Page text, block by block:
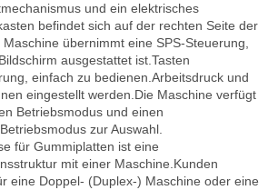
und ein elektrisches
befindet sich auf der rechten Seite der
übernimmt eine SPS-Steuerung,
ausgestattet ist.Tasten
einfach zu bedienen.Arbeitsdruck und
eingestellt werden.Die Maschine verfügt
Betriebsmodus und einen
zur Auswahl.
für Gummiplatten ist eine
mit einer Maschine.Kunden
eine Doppel- (Duplex-) Maschine oder eine